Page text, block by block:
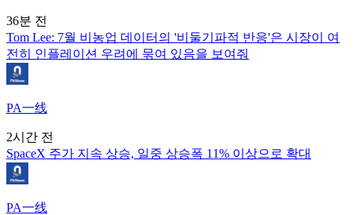
36분 전
Tom Lee: 7월 비농업 데이터의 '비둘기파적 반응'은 시장이 여
전히 인플레이션 우려에 묶여 있음을 보여줘
PA一线
2시간 전
SpaceX 주가 지속 상승, 일중 상승폭 11% 이상으로 확대
PA一线